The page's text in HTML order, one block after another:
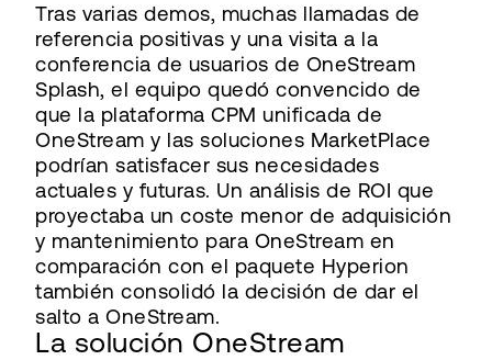
Tras varias demos, muchas llamadas de
referencia positivas y una visita a la
conferencia de usuarios de OneStream
Splash, el equipo quedó convencido de
que la plataforma CPM unificada de
OneStream y las soluciones MarketPlace
podrían satisfacer sus necesidades
actuales y futuras. Un análisis de ROI que
proyectaba un coste menor de adquisición
y mantenimiento para OneStream en
comparación con el paquete Hyperion
también consolidó la decisión de dar el
salto a OneStream.
La solución OneStream